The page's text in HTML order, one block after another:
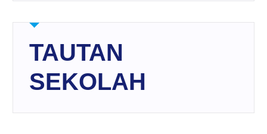
TAUTAN
SEKOLAH